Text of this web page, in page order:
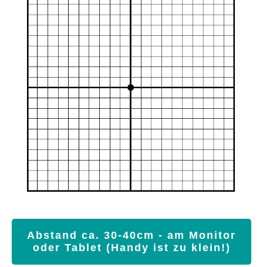
Abstand ca. 30-40cm - am Monitor
oder Tablet (Handy ist zu klein!)